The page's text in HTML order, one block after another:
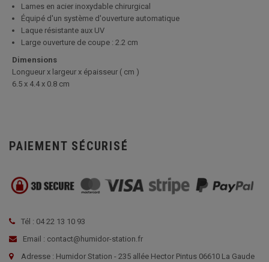
Lames en acier inoxydable chirurgical
Équipé d'un système d'ouverture automatique
Laque résistante aux UV
Large ouverture de coupe : 2.2 cm
Dimensions
Longueur x largeur x épaisseur ( cm )
6.5 x 4.4 x 0.8 cm
PAIEMENT SÉCURISÉ
Tél : 04 22 13 10 93
Email : contact@humidor-station.fr
Adresse : Humidor Station - 235 allée Hector Pintus 06610 La Gaude